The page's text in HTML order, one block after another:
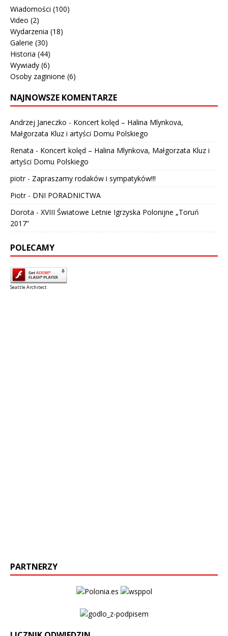
Wiadomości (100)
Video (2)
Wydarzenia (18)
Galerie (30)
Historia (44)
Wywiady (6)
Osoby zaginione (6)
NAJNOWSZE KOMENTARZE
Andrzej Janeczko - Koncert kolęd – Halina Mlynkova,
Małgorzata Kluz i artyści Domu Polskiego
Renata - Koncert kolęd – Halina Mlynkova, Małgorzata Kluz i
artyści Domu Polskiego
piotr- Zapraszamy rodaków i sympatyków!!!
Piotr- DNI PORADNICTWA
Dorota - XVIII Światowe Letnie Igrzyska Polonijne „Toruń
2017”
POLECAMY
Seattle Architect
PARTNERZY